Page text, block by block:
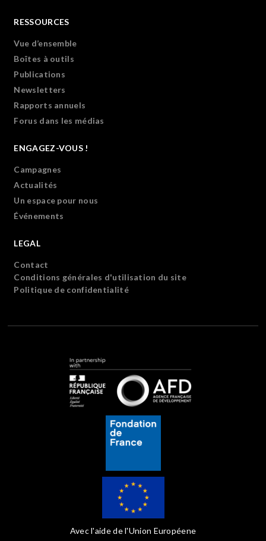
RESSOURCES
Vue d’ensemble
Boîtes à outils
Publications
Newsletters
Rapports annuels
Forus dans les médias
ENGAGEZ-VOUS !
Campagnes
Actualités
Un espace pour nous
Événements
LEGAL
Contact
Conditions générales d'utilisation du site
Politique de confidentialité
Avec l'aide de l'Union Européene